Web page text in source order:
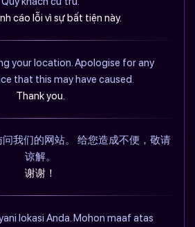
cáo lỗi vì sự bất tiện này.
your location. Apologise for any
that this may have caused.
Thank you.
我们的网站。 给您造成不便，敬请
谅解。
谢谢！
lokasi Anda. Mohon maaf atas